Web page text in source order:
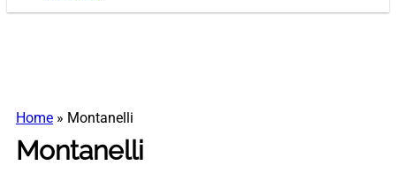
Home » Montanelli
Montanelli